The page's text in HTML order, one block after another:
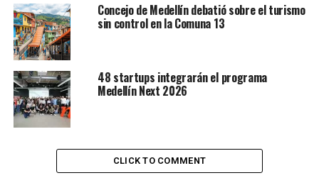
Concejo de Medellín debatió sobre el turismo
sin control en la Comuna 13
48 startups integrarán el programa
Medellín Next 2026
CLICK TO COMMENT